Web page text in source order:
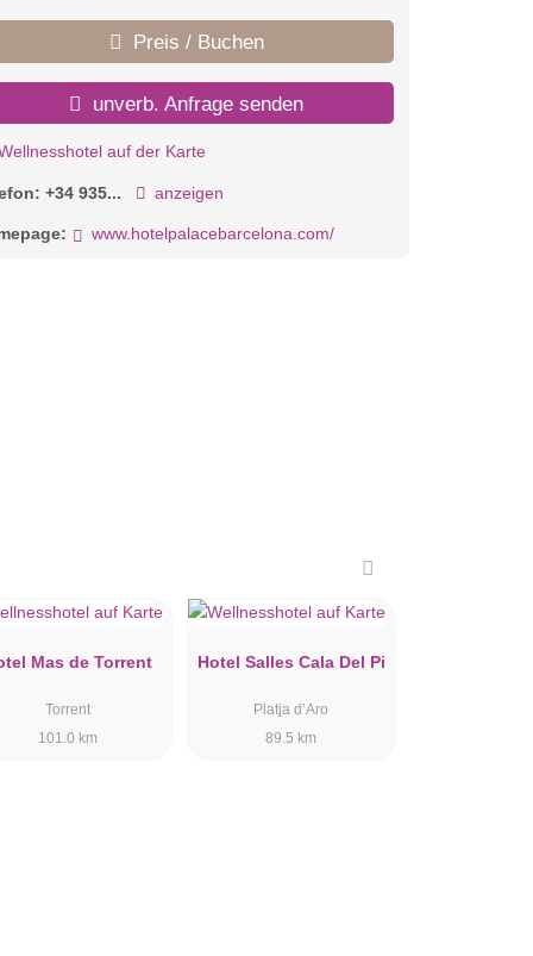
Preis / Buchen
unverb. Anfrage senden
auf der Karte
+34 935... anzeigen
www.hotelpalacebarcelona.com/
Mas de Torrent
Torrent
101.0 km
Hotel Salles Cala Del Pi
Platja d’Aro
89.5 km